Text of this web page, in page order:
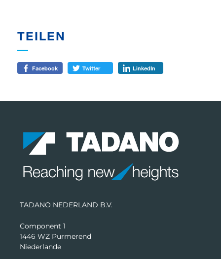
TEILEN
Facebook Twitter LinkedIn
TADANO NEDERLAND B.V.
Component 1
1446 WZ Purmerend
Niederlande